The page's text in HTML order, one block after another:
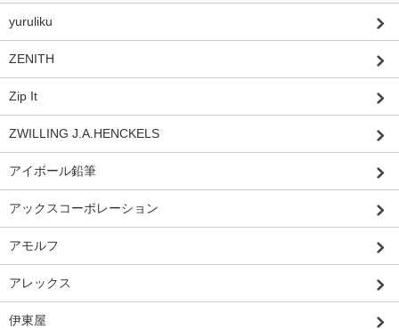
yuruliku
ZENITH
Zip It
ZWILLING J.A.HENCKELS
アイボール鉛筆
アックスコーポレーション
アモルフ
アレックス
伊東屋